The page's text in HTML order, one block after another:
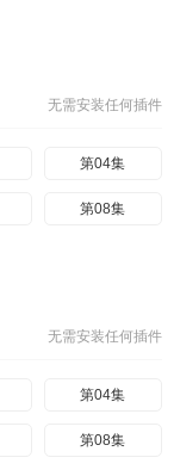
无需安装任何插件
第04集
第08集
无需安装任何插件
第04集
第08集